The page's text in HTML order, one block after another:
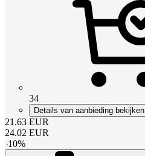
34
Details van aanbieding bekijken
21.63 EUR
24.02 EUR
-10%